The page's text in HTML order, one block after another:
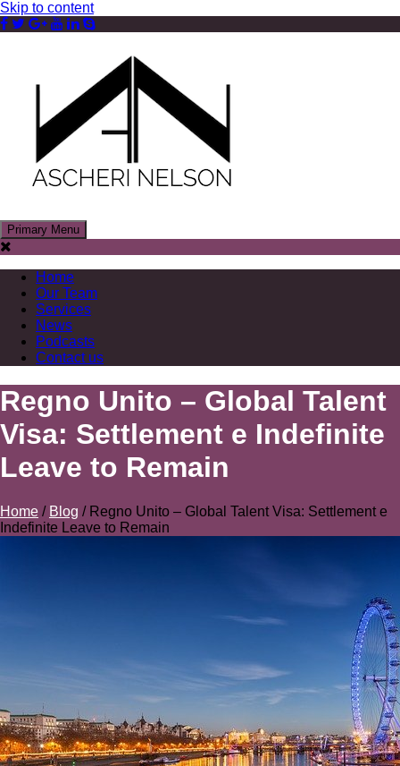
Skip to content
Ascheri Nelson LLP
Primary Menu
Home
Our Team
Services
News
Podcasts
Contact us
Regno Unito – Global Talent
Visa: Settlement e Indefinite
Leave to Remain
Home / Blog / Regno Unito – Global Talent Visa: Settlement e
Indefinite Leave to Remain